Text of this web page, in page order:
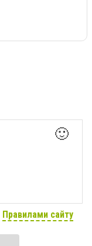
🙂
Правилами сайту